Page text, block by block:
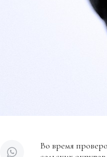
Во время